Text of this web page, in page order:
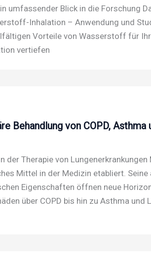
umfassender Blick in die Forschung
Inhalation – Anwendung und
Vorteile von Wasserstoff für
vertiefen
Behandlung von COPD, Asthma
der Therapie von
Mittel in der Medizin etabliert. Seine
Eigenschaften öffnen neue
über COPD bis hin zu Asthma und